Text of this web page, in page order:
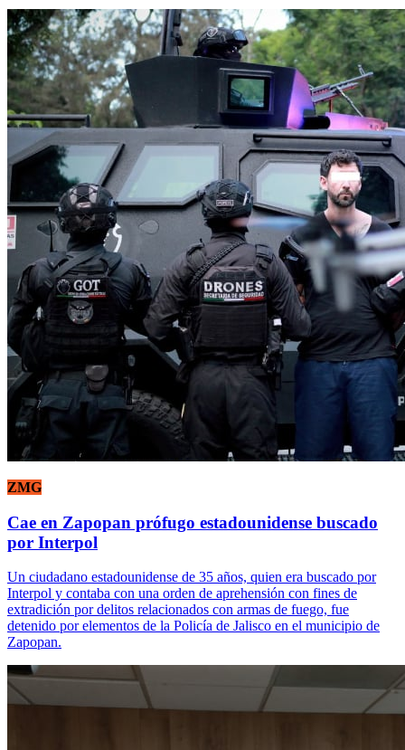
ZMG
Cae en Zapopan prófugo estadounidense buscado
por Interpol
Un ciudadano estadounidense de 35 años, quien era buscado por
Interpol y contaba con una orden de aprehensión con fines de
extradición por delitos relacionados con armas de fuego, fue
detenido por elementos de la Policía de Jalisco en el municipio de
Zapopan.